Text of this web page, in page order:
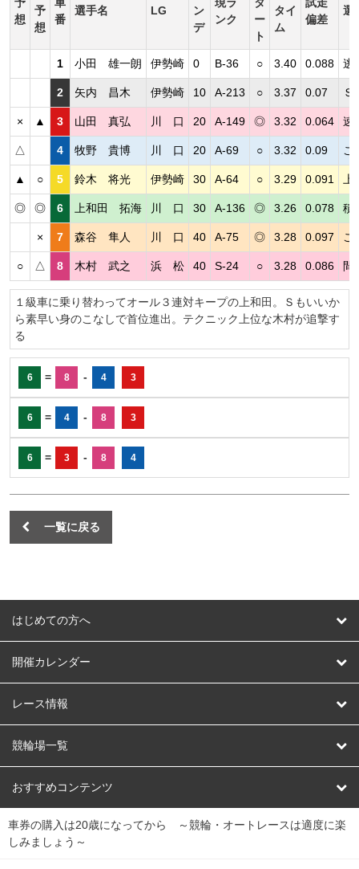
想
予
想
番
選手名 LG
ン
デ
ンク
ー
ト
タイ
ム
偏差
選
1 小田 雄一朗 伊勢崎 0 B-36 ○ 3.40 0.088 逃
2 矢内 昌木 伊勢崎 10 A-213 ○ 3.37 0.07 Ｓ
× ▲ 3 山田 真弘 川 口 20 A-149 ◎ 3.32 0.064 速
△ 4 牧野 貴博 川 口 20 A-69 ○ 3.32 0.09 こ
▲ ○ 5 鈴木 将光 伊勢崎 30 A-64 ○ 3.29 0.091
◎ ◎ 6 上和田 拓海 川 口 30 A-136 ◎ 3.26 0.078 積
× 7 森谷 隼人 川 口 40 A-75 ◎ 3.28 0.097 こ
○ △ 8 木村 武之 浜 松 40 S-24 ○ 3.28 0.086 間
１級車に乗り替わってオール３連対キープの上和田。Ｓもいいか
ら素早い身のこなしで首位進出。テクニック上位な木村が追撃す
る
6 = 8 - 4 3
6 = 4 - 8 3
6 = 3 - 8 4
一覧に戻る
はじめての方へ
はじめての方へ
開催カレンダー
競輪
オートレース
競輪くじ
Dokanto!
レース情報
レース予想
レース結果
キャリーオーバー一覧
競輪場一覧
北日本 函館競輪場
関
東
弥彦競輪場 前橋競輪場 取手競輪場 宇都宮競輪場
おすすめコンテンツ
競輪選手情報
車券の購入は20歳になってから ～競輪・オートレースは適度に楽
しみましょう～